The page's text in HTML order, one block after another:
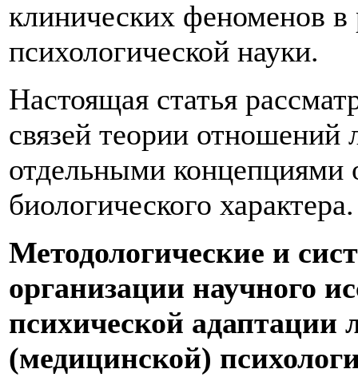
клинических феноменов в
психологической науки.
Настоящая статья
связей теории
отдельными концепциями
биологического характера.
Методологические и
организации научного
психической адаптации
(медицинской)